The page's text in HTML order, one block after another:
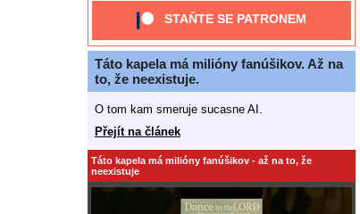
STAŇTE SE PATRONEM
Táto kapela má milióny fanúšikov. Až na
to, že neexistuje.
O tom kam smeruje sucasne AI.
Přejít na článek
Táto kapela má milióny fanúšikov - až na to, že
neexistuje